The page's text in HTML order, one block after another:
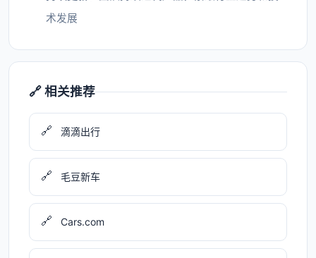
术发展
🔗 相关推荐
🔗 滴滴出行
🔗 毛豆新车
🔗 Cars.com